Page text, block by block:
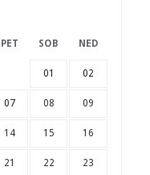
PET SOB NED
01 02
07 08 09
14 15 16
21 22 23